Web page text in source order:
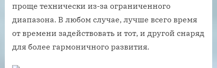
проще технически из-за ограниченного
диапазона. В любом случае, лучше всего время
от времени задействовать и тот, и другой снаряд
для более гармоничного развития.